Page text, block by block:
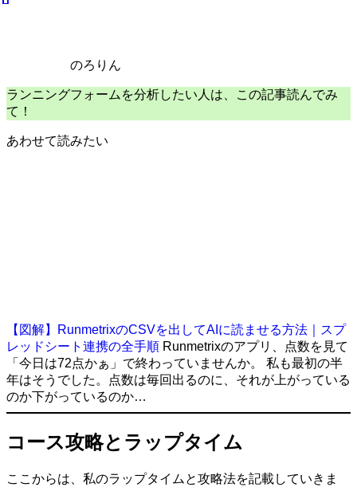
のろりん
ランニングフォームを分析したい人は、この記事読んでみ
て！
あわせて読みたい
【図解】RunmetrixのCSVを出してAIに読ませる方法｜スプ
レッドシート連携の全手順 Runmetrixのアプリ、点数を見て
「今日は72点かぁ」で終わっていませんか。 私も最初の半
年はそうでした。点数は毎回出るのに、それが上がっている
のか下がっているのか…
コース攻略とラップタイム
ここからは、私のラップタイムと攻略法を記載していきま